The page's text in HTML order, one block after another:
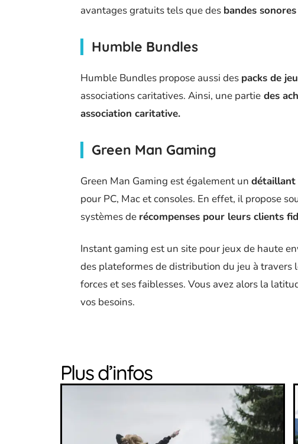
avantages gratuits tels que des bandes
Humble Bundles
Humble Bundles propose aussi des packs de
associations caritatives. Ainsi, une partie des
association caritative.
Green Man Gaming
Green Man Gaming est également un détaillant
pour PC, Mac et consoles. En effet, il propose
systèmes de récompenses pour leurs clients
Instant gaming est un site pour jeux de haute
des plateformes de distribution du jeu à travers
forces et ses faiblesses. Vous avez alors la
vos besoins.
Plus d’infos